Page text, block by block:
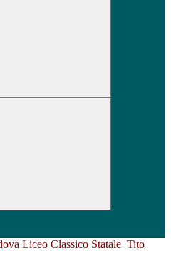
Liceo Classico Statale Tito